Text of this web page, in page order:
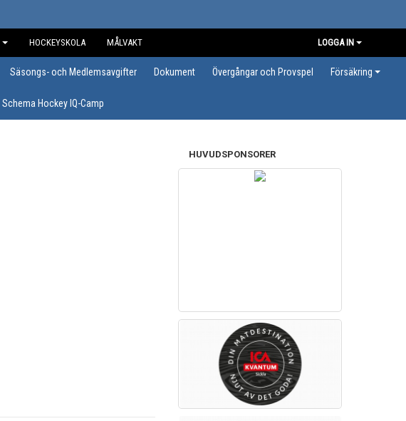
HOCKEYSKOLA MÅLVAKT LOGGA IN
Säsongs- och Medlemsavgifter Dokument Övergångar och Provspel Försäkring
Schema Hockey IQ-Camp
HUVUDSPONSORER